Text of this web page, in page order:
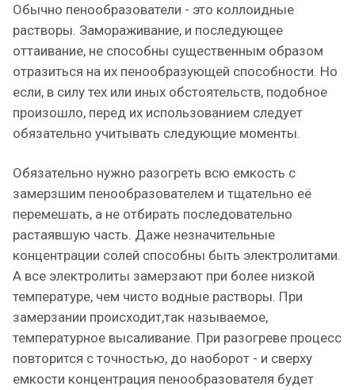
Обычно пенообразователи - это коллоидные
растворы. Замораживание, и последующее
оттаивание, не способны существенным образом
отразиться на их пенообразующей способности. Но
если, в силу тех или иных обстоятельств, подобное
произошло, перед их использованием следует
обязательно учитывать следующие моменты.
Обязательно нужно разогреть всю емкость с
замерзшим пенообразователем и тщательно её
перемешать, а не отбирать последовательно
растаявшую часть. Даже незначительные
концентрации солей способны быть электролитами.
А все электролиты замерзают при более низкой
температуре, чем чисто водные растворы. При
замерзании происходит,так называемое,
температурное высаливание. При разогреве процесс
повторится с точностью, до наоборот - и сверху
емкости концентрация пенообразователя будет